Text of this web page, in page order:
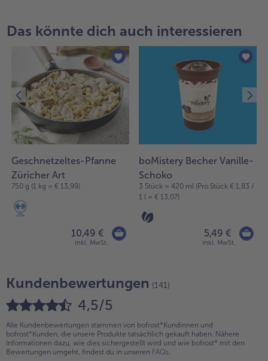
Das könnte dich auch interessieren
Geschnetzeltes-Pfanne
Züricher Art
750 g (1 kg = € 13,99)
10,49 €
inkl. MwSt.
boMistery Becher Vanille-
Schoko
3 Stück = 420 ml (Pro Stück € 1,83 /
1 l = € 13,07)
5,49 €
inkl. MwSt.
Kundenbewertungen (141)
4,5/5
Alle Kundenbewertungen stammen von bofrost*Kundinnen und
bofrost*Kunden, die unsere Produkte tatsächlich gekauft haben. Nähere
Informationen dazu, wie dies sichergestellt wird und wie bofrost* mit den
Bewertungen umgeht, findest du in unseren FAQs